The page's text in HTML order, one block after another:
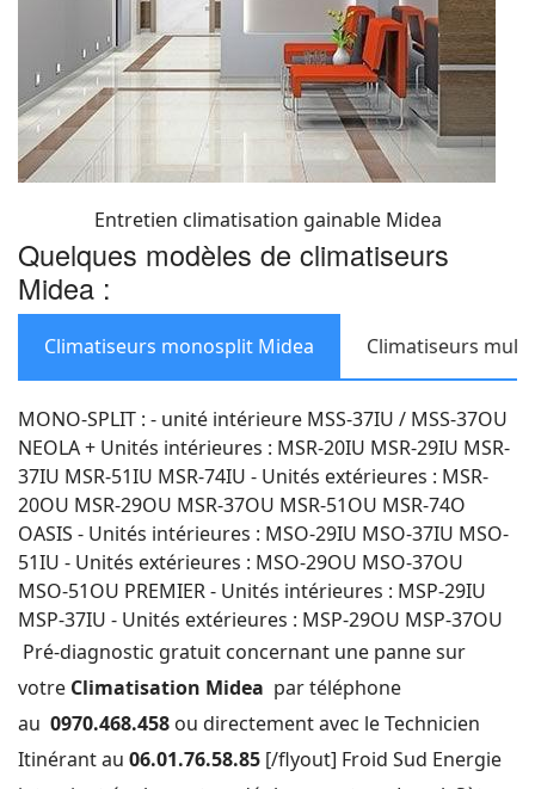
Entretien climatisation gainable Midea
Quelques modèles de climatiseurs
Midea :
Climatiseurs monosplit Midea Climatiseurs
MONO-SPLIT : - unité intérieure MSS-37IU / MSS-37OU
NEOLA + Unités intérieures : MSR-20IU MSR-29IU MSR-
37IU MSR-51IU MSR-74IU - Unités extérieures : MSR-
20OU MSR-29OU MSR-37OU MSR-51OU MSR-74O
OASIS - Unités intérieures : MSO-29IU MSO-37IU MSO-
51IU - Unités extérieures : MSO-29OU MSO-37OU
MSO-51OU PREMIER - Unités intérieures : MSP-29IU
MSP-37IU - Unités extérieures : MSP-29OU MSP-37OU
Pré-diagnostic gratuit concernant une panne sur
votre Climatisation Midea par téléphone
au 0970.468.458 ou directement avec le Technicien
Itinérant au 06.01.76.58.85 [/flyout] Froid Sud Energie